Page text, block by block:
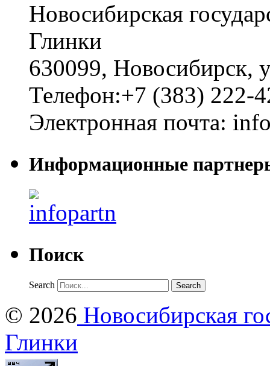
Новосибирская
Глинки
630099, Новосибирск,
Телефон:+7 (383) 222-
Электронная почта:
Информационные
Поиск
Search
© 2026 Новосибирская
Глинки